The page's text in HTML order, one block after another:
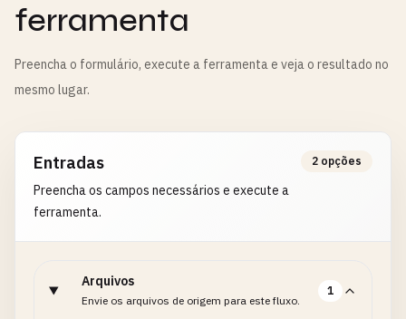
ferramenta
Preencha o formulário, execute a ferramenta e veja o resultado no
mesmo lugar.
Entradas
Preencha os campos necessários e execute a
ferramenta.
2 opções
Arquivos
Envie os arquivos de origem para este fluxo.
1